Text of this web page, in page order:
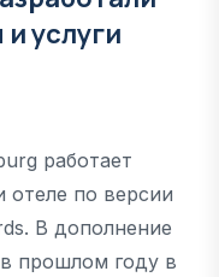
услуги
работает
отеле по версии
В дополнение
прошлом году в